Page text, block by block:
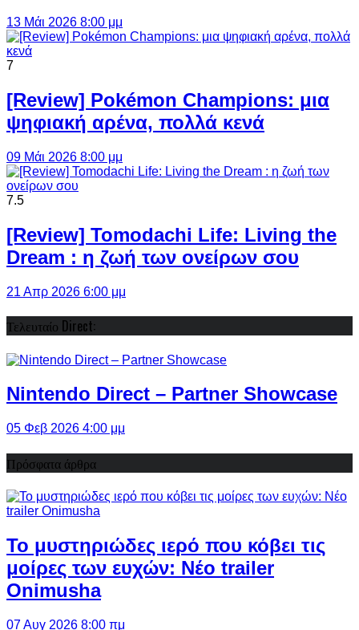
13 Μάι 2026 8:00 μμ
7
[Review] Pokémon Champions: μια
ψηφιακή αρένα, πολλά κενά
09 Μάι 2026 8:00 μμ
7.5
[Review] Tomodachi Life: Living the
Dream : η ζωή των ονείρων σου
21 Απρ 2026 6:00 μμ
Τελευταίο Direct:
Nintendo Direct – Partner Showcase
05 Φεβ 2026 4:00 μμ
Πρόσφατα άρθρα
Το μυστηριώδες ιερό που κόβει τις
μοίρες των ευχών: Νέο trailer
Onimusha
07 Αυγ 2026 8:00 πμ